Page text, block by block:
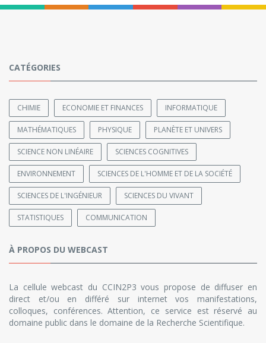
CATÉGORIES
CHIMIE ECONOMIE ET FINANCES INFORMATIQUE
MATHÉMATIQUES PHYSIQUE PLANÈTE ET UNIVERS
SCIENCE NON LINÉAIRE SCIENCES COGNITIVES
ENVIRONNEMENT SCIENCES DE L'HOMME ET DE LA SOCIÉTÉ
SCIENCES DE L'INGÉNIEUR SCIENCES DU VIVANT
STATISTIQUES COMMUNICATION
À PROPOS DU WEBCAST
La cellule webcast du CCIN2P3 vous propose de diffuser en
direct et/ou en différé sur internet vos manifestations,
colloques, conférences. Attention, ce service est réservé au
domaine public dans le domaine de la Recherche Scientifique.